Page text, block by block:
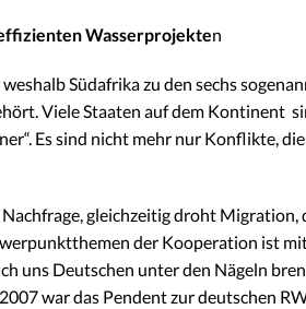
Wasserprojekten
Südafrika zu den sechs
Viele Staaten auf dem Kontinent
Es sind nicht mehr nur Konflikte,
gleichzeitig droht Migration,
der Kooperation ist
uns Deutschen unter den Nägeln
war das Pendent zur deutschen